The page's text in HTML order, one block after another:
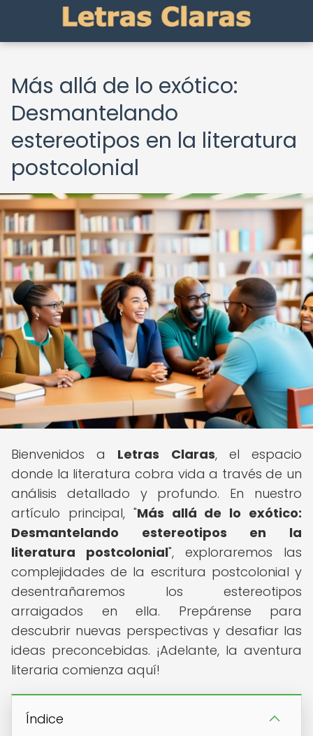
Más allá de lo exótico:
Desmantelando
estereotipos en la literatura
postcolonial
Bienvenidos a Letras Claras, el espacio
donde la literatura cobra vida a través de un
análisis detallado y profundo. En nuestro
artículo principal, "Más allá de lo exótico:
Desmantelando estereotipos en la
literatura postcolonial", exploraremos las
complejidades de la escritura postcolonial y
desentrañaremos los estereotipos
arraigados en ella. Prepárense para
descubrir nuevas perspectivas y desafiar las
ideas preconcebidas. ¡Adelante, la aventura
literaria comienza aquí!
Índice